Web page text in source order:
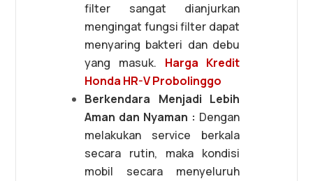
filter sangat dianjurkan
mengingat fungsi filter dapat
menyaring bakteri dan debu
yang masuk.
Harga Kredit
Honda HR-V Probolinggo
Berkendara Menjadi Lebih
Aman dan Nyaman : Dengan
melakukan service berkala
secara rutin, maka kondisi
mobil secara menyeluruh